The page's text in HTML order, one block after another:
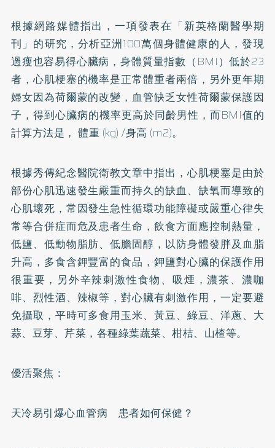
根據網路媒體指出，一項發表在「新英格蘭醫學期
刊」的研究，分析亞洲100萬個身體健康的人，發現
過瘦也容易得心臟病，身體質量指數（BMI）低於23
者，心肌梗塞的機率是正常體重者兩倍，另外更年期
婦女因為荷爾蒙的改變，血管缺乏女性荷爾蒙保護因
子，得到心臟病的機率更高於同齡男性，而BMI值的
計算方法是， 體重 (kg) /身高 (m2)。
根據秀傳紀念醫院衛教文章中指出，心肌梗塞是由於
部份心肌迅速發生嚴重而持久的缺血、缺氧而導致的
心肌壞死，常因發生急性循環功能障礙或嚴重心律失
常等合併症而危及患者生命，飲食方面應控制熱量，
低鹽、低動物脂肪、低膽固醇，以防身體發胖及血脂
升高，多食含鉀豐富的食品，鉀鹽對心臟的保護作用
很重要，另外辛辣刺激性食物、吸煙，濃茶、濃咖
啡、烈性酒、辣椒等，對心臟有刺激作用，一定要避
免攝取，平時可多食用玉米、黃豆、綠豆、洋蔥、大
蒜、豆芽、芹菜，各種綠葉蔬菜、柑桔、山楂等。
優活聚焦：
天冷易引爆心血管病 患者如何保健？